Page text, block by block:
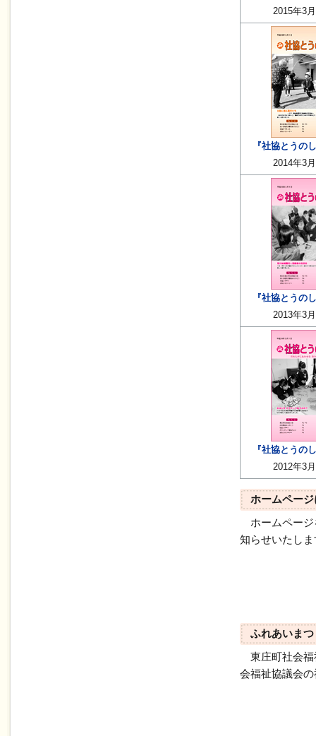
2015年3
『社協とうの
2014年3
『社協とうの
2013年3
『社協とうの
2012年3
ホームページ
ホームページ
知らせいたしま
ふれあいまつ
東庄町社会福
会福祉協議会